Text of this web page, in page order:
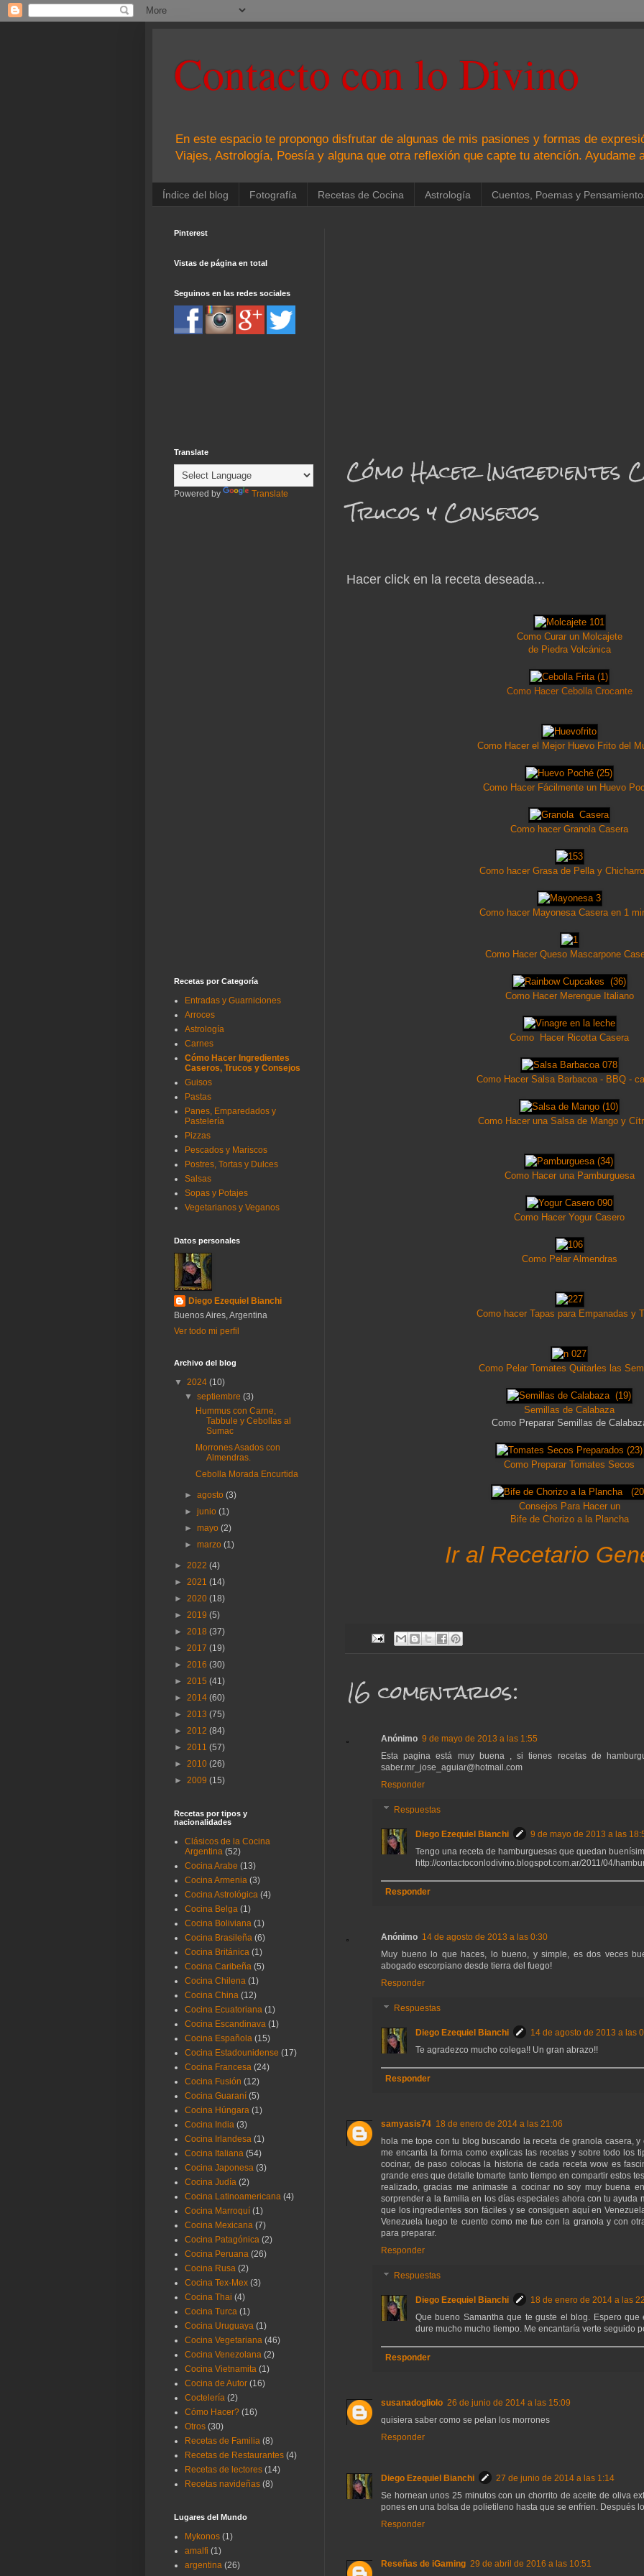
Contacto con lo Divino
En este espacio te propongo disfrutar de algunas de mis pasiones y formas de
Viajes, Astrología, Poesía y alguna que otra reflexión que capte tu atención. Ayudame
Índice del blog Fotografía Recetas de Cocina Astrología Cuentos, Poemas y
Cómo Hacer Ingredientes
Trucos y Consejos
Hacer click en la receta deseada...
Como Curar un Molcajete
de Piedra Volcánica
Como Hacer Cebolla Crocante
Como Hacer el Mejor Huevo Frito del
Como Hacer Fácilmente un Huevo
Como hacer Granola Casera
Como hacer Grasa de Pella y
Como hacer Mayonesa Casera en 1
Como Hacer Queso Mascarpone
Como Hacer Merengue Italiano
Como Hacer Ricotta Casera
Como Hacer Salsa Barbacoa - BBQ -
Como Hacer una Salsa de Mango y
Como Hacer una Pamburguesa
Como Hacer Yogur Casero
Como Pelar Almendras
Como hacer Tapas para Empanadas y
Como Pelar Tomates Quitarles las
Semillas de Calabaza
Como Preparar Semillas de
Como Preparar Tomates Secos
Consejos Para Hacer un
Bife de Chorizo a la Plancha
Ir al Recetario
16 comentarios:
Anónimo 9 de mayo de 2013 a las 1:55
Esta pagina está muy buena , si tienes recetas de
saber.mr_jose_aguiar@hotmail.com
Responder
Respuestas
Diego Ezequiel Bianchi
9 de mayo de 2013 a las
Tengo una receta de hamburguesas que quedan
http://contactoconlodivino.blogspot.com.ar/2011/04/
Responder
Anónimo 14 de agosto de 2013 a las 0:30
Muy bueno lo que haces, lo bueno, y simple, es dos veces
abogado escorpiano desde tierra del fuego!
Responder
Respuestas
Diego Ezequiel Bianchi
14 de agosto de 2013 a las
Te agradezco mucho colega!! Un gran abrazo!!
Responder
samyasis74 18 de enero de 2014 a las 21:06
hola me tope con tu blog buscando la receta de granola casera,
me encanta la forma como explicas las recetas y sobre todo los
cocinar, de paso colocas la historia de cada receta wow es
grande eres que detalle tomarte tanto tiempo en compartir estos
realizado, gracias me animaste a cocinar no soy muy buena
sorprender a la familia en los días especiales ahora con tu ayuda
que los ingredientes son fáciles y se consiguen aquí en
Venezuela luego te cuento como me fue con la granola y con
para preparar.
Responder
Respuestas
Diego Ezequiel Bianchi
18 de enero de 2014 a las
Que bueno Samantha que te guste el blog. Espero
dure mucho mucho tiempo. Me encantaría verte seguido
Responder
susanadogliolo 26 de junio de 2014 a las 15:09
quisiera saber como se pelan los morrones
Responder
Diego Ezequiel Bianchi
27 de junio de 2014 a las 1:14
Se hornean unos 25 minutos con un chorrito de aceite de oliva
pones en una bolsa de polietileno hasta que se enfríen. Después
Responder
Reseñas de iGaming 29 de abril de 2016 a las 10:51
Pinterest
Vistas de página en total
Seguinos en las redes sociales
Translate
Powered by Translate
Recetas por Categoría
Entradas y Guarniciones
Arroces
Astrología
Carnes
Cómo Hacer Ingredientes
Caseros, Trucos y Consejos
Guisos
Pastas
Panes, Emparedados y
Pastelería
Pizzas
Pescados y Mariscos
Postres, Tortas y Dulces
Salsas
Sopas y Potajes
Vegetarianos y Veganos
Datos personales
Diego Ezequiel Bianchi
Buenos Aires, Argentina
Ver todo mi perfil
Archivo del blog
▼ 2024 (10)
▼septiembre(3)
Hummus con Carne,
Tabbule y Cebollas al
Sumac
Morrones Asados con
Almendras.
Cebolla Morada Encurtida
►agosto(3)
►junio(1)
►mayo(2)
►marzo(1)
► 2022 (4)
► 2021 (14)
► 2020 (18)
► 2019 (5)
► 2018 (37)
► 2017 (19)
► 2016 (30)
► 2015 (41)
► 2014 (60)
► 2013 (75)
► 2012 (84)
► 2011 (57)
► 2010 (26)
► 2009 (15)
Recetas por tipos y
nacionalidades
Clásicos de la Cocina
Argentina (52)
Cocina Arabe (13)
Cocina Armenia (3)
Cocina Astrológica (4)
Cocina Belga (1)
Cocina Boliviana (1)
Cocina Brasileña (6)
Cocina Británica (1)
Cocina Caribeña (5)
Cocina Chilena (1)
Cocina China (12)
Cocina Ecuatoriana (1)
Cocina Escandinava (1)
Cocina Española (15)
Cocina Estadounidense (17)
Cocina Francesa (24)
Cocina Fusión (12)
Cocina Guaraní (5)
Cocina Húngara (1)
Cocina India (3)
Cocina Irlandesa (1)
Cocina Italiana (54)
Cocina Japonesa (3)
Cocina Judía (2)
Cocina Latinoamericana (4)
Cocina Marroquí (1)
Cocina Mexicana (7)
Cocina Patagónica (2)
Cocina Peruana (26)
Cocina Rusa (2)
Cocina Tex-Mex (3)
Cocina Thai (4)
Cocina Turca (1)
Cocina Uruguaya (1)
Cocina Vegetariana (46)
Cocina Venezolana (2)
Cocina Vietnamita (1)
Cocina de Autor (16)
Coctelería (2)
Cómo Hacer? (16)
Otros (30)
Recetas de Familia (8)
Recetas de Restaurantes (4)
Recetas de lectores (14)
Recetas navideñas (8)
Lugares del Mundo
Mykonos (1)
amalfi (1)
argentina (26)